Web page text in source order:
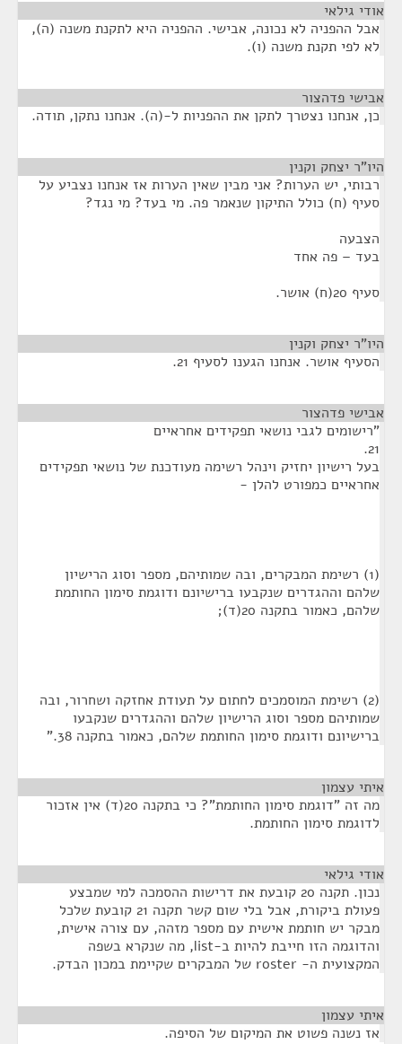
אודי גילאי
אבל ההפניה לא נכונה, אבישי. ההפניה היא לתקנת משנה (ה),
לא לפי תקנת משנה (ו).
אבישי פדהצור
כן, אנחנו נצטרך לתקן את ההפניות ל-(ה). אנחנו נתקן, תודה.
היו"ר יצחק וקנין
רבותי, יש הערות? אני מבין שאין הערות אז אנחנו נצביע על
סעיף (ח) כולל התיקון שנאמר פה. מי בעד? מי נגד?
הצבעה
בעד – פה אחד
סעיף 20(ח) אושר.
היו"ר יצחק וקנין
הסעיף אושר. אנחנו הגענו לסעיף 21.
אבישי פדהצור
"רישומים לגבי נושאי תפקידים אחראיים
21.
בעל רישיון יחזיק וינהל רשימה מעודכנת של נושאי תפקידים
אחראיים כמפורט להלן -
(1) רשימת המבקרים, ובה שמותיהם, מספר וסוג הרישיון
שלהם וההגדרים שנקבעו ברישיונם ודוגמת סימון החותמת
שלהם, כאמור בתקנה 20(ד);
(2) רשימת המוסמכים לחתום על תעודת אחזקה ושחרור, ובה
שמותיהם מספר וסוג הרישיון שלהם וההגדרים שנקבעו
ברישיונם ודוגמת סימון החותמת שלהם, כאמור בתקנה 38."
איתי עצמון
מה זה "דוגמת סימון החותמת"? כי בתקנה 20(ד) אין אזכור
לדוגמת סימון החותמת.
אודי גילאי
נכון. תקנה 20 קובעת את דרישות ההסמכה למי שמבצע
פעולת ביקורת, אבל בלי שום קשר תקנה 21 קובעת שלכל
מבקר יש חותמת אישית עם מספר מזהה, עם צורה אישית,
והדוגמה הזו חייבת להיות ב-list, מה שנקרא בשפה
המקצועית ה- roster של המבקרים שקיימת במכון הבדק.
איתי עצמון
אז נשנה פשוט את המיקום של הסיפה.